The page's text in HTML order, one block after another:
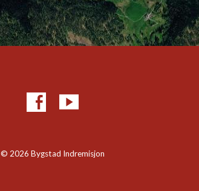
© 2026 Bygstad Indremisjon